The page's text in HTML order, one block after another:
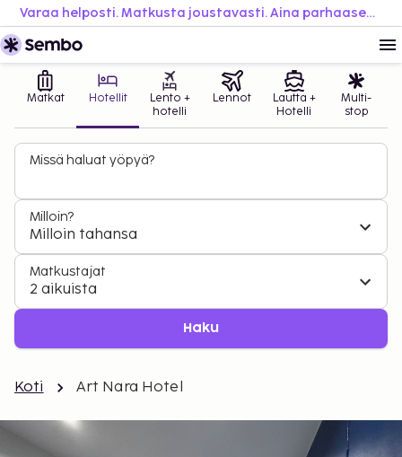
Varaa helposti. Matkusta joustavasti. Aina parhaaseen hintaan.
Matkat Hotellit
Lento +
hotelli
Lennot
Lautta +
Hotelli
Multi-
stop
Missä haluat yöpyä?
Milloin?
Milloin tahansa
Matkustajat
2 aikuista
Haku
Koti Art Nara Hotel